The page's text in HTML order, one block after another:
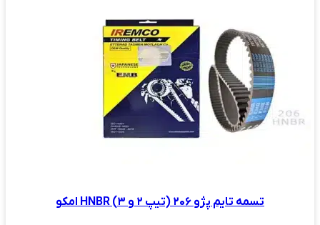
تسمه تایم پژو ۲۰۶ (تیپ ۲ و ۳) HNBR امکو